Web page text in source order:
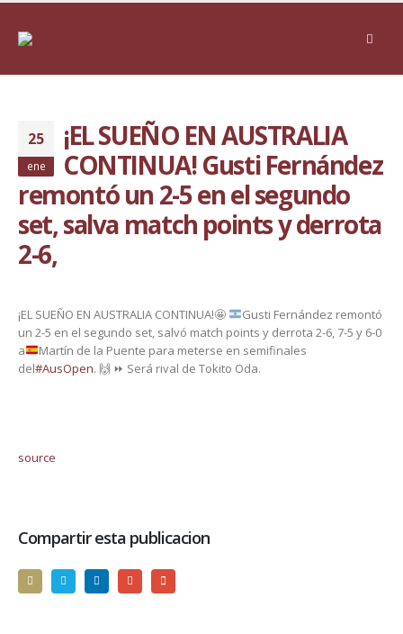
25
ene
¡EL SUEÑO EN AUSTRALIA
CONTINUA! Gusti Fernández
remontó un 2-5 en el segundo
set, salva match points y derrota
2-6,
¡EL SUEÑO EN AUSTRALIA CONTINUA!🤩
Gusti Fernández remontó
un 2-5 en el segundo set, salvó match points y derrota 2-6, 7-5 y 6-0
a
Martín de la Puente para meterse en semifinales
del#AusOpen. 🙌 ⏩ Será rival de Tokito Oda.
source
Compartir esta publicacion